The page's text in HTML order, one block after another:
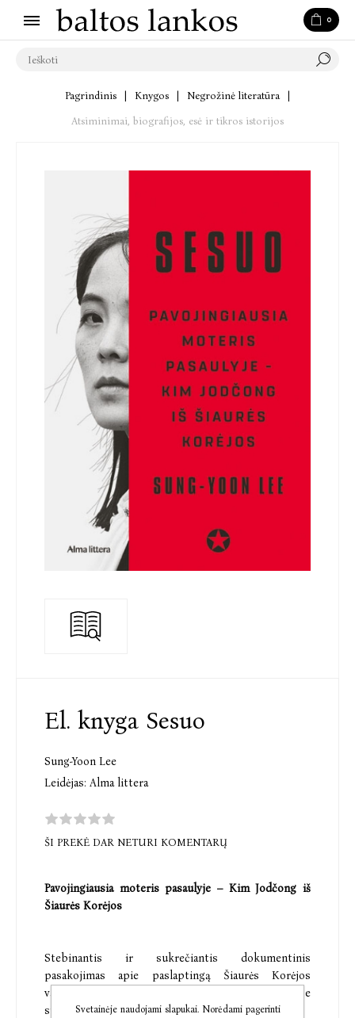
0
Pagrindinis Knygos Negrožinė literatūra
Atsiminimai, biografijos, esė ir tikros istorijos
El. knyga Sesuo
Sung-Yoon Lee
Leidėjas: Alma littera
ŠI PREKĖ DAR NETURI KOMENTARŲ
Pavojingiausia moteris pasaulyje – Kim Jodčong iš
Šiaurės Korėjos
Stebinantis ir sukrečiantis dokumentinis
pasakojimas apie paslaptingą Šiaurės Korėjos
valdovų dinastiją, kurio centre moteris, savo rankose
sutelkusi vis didėjančia galią.
Svetainėje naudojami slapukai. Norėdami pagerinti